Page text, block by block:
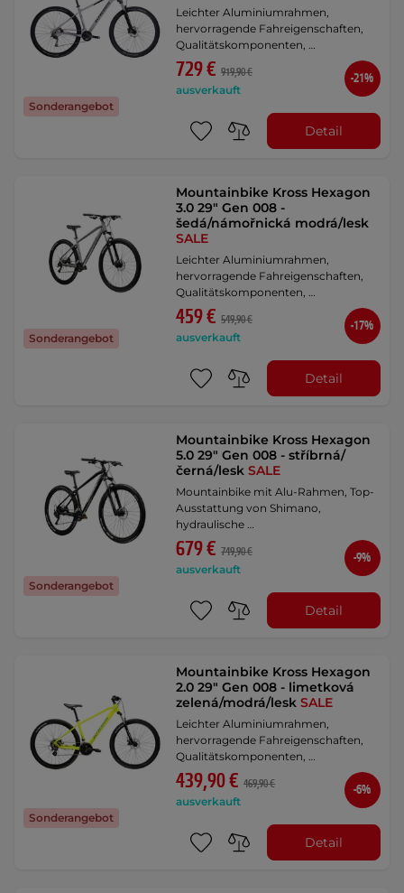
Sonderangebot
Leichter Aluminiumrahmen,
hervorragende Fahreigenschaften,
Qualitätskomponenten, …
729 € 919,90 €
ausverkauft
-21%
Detail
Sonderangebot
Mountainbike Kross Hexagon
3.0 29" Gen 008 -
šedá/námořnická modrá/lesk
SALE
Leichter Aluminiumrahmen,
hervorragende Fahreigenschaften,
Qualitätskomponenten, …
459 € 549,90 €
ausverkauft
-17%
Detail
Sonderangebot
Mountainbike Kross Hexagon
5.0 29" Gen 008 - stříbrná/
černá/leskSALE
Mountainbike mit Alu-Rahmen, Top-
Ausstattung von Shimano,
hydraulische …
679 € 749,90 €
ausverkauft
-9%
Detail
Sonderangebot
Mountainbike Kross Hexagon
2.0 29" Gen 008 - limetková
zelená/modrá/leskSALE
Leichter Aluminiumrahmen,
hervorragende Fahreigenschaften,
Qualitätskomponenten, …
439,90 € 469,90 €
ausverkauft
-6%
Detail